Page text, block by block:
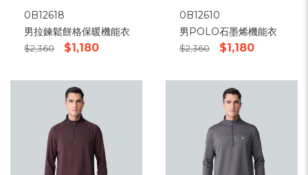
0B12618
男拉鍊鬆餅格保暖機能衣
$2,360 $1,180
0B12610
男POLO石墨烯機能衣
$2,360 $1,180